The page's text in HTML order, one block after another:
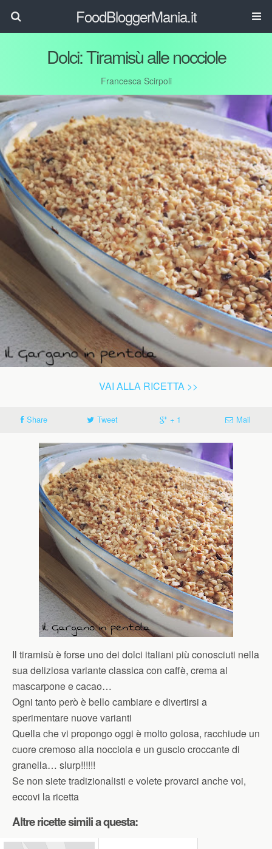
FoodBloggerMania.it
Dolci: Tiramisù alle nocciole
Francesca Scirpoli
VAI ALLA RICETTA >>
Share Tweet + 1 Mail
Il tiramisù è forse uno dei dolci italiani più conosciuti nella
sua deliziosa variante classica con caffè, crema al
mascarpone e cacao…
Ogni tanto però è bello cambiare e divertirsi a
sperimentare nuove varianti
Quella che vi propongo oggi è molto golosa, racchiude un
cuore cremoso alla nocciola e un guscio croccante di
granella… slurp!!!!!!
Se non siete tradizionalisti e volete provarci anche voi,
eccovi la ricetta
Altre ricette simili a questa: